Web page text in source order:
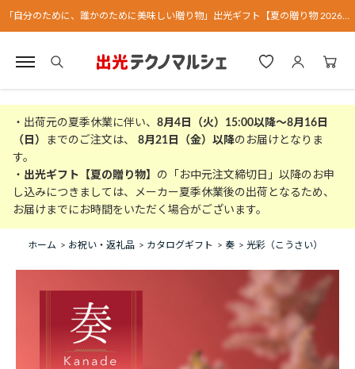
・出荷元の夏季休業に伴い、 8月4日（火）15:00以降～8月16日
（日）
までのご注文は、 8月21日（金）以降のお届けとなりま
す。
・ 出光ギフト【夏の贈り物】 の「お中元注文締切日」以降のお申
し込みにつきましては、メーカー夏季休業後の出荷となるため、
お届けまでにお時間をいただく場合がございます。
ホーム > お祝い・返礼品 > カタログギフト > 奏 > 光彩（こうさい）